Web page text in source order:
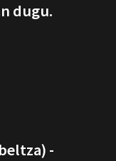
dugu.
-